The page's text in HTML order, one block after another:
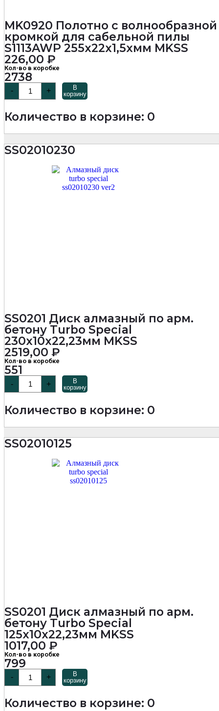
MK0920 Полотно с волнообразной
кромкой для сабельной пилы
S1113AWP 255х22х1,5хмм MKSS
226,00 ₽
Кол-во в коробке
2738
-
товара
MK0920
с
кромкой
сабельной
пилы
S1113AWP
255х22х1,5хмм
+
В
корзину
Количество в корзине: 0
SS02010230
SS0201 Диск алмазный по арм.
бетону Turbo Special
230х10х22,23мм MKSS
2519,00 ₽
Кол-во в коробке
551
-
товара
SS0201
алмазный
арм.
Turbo
Special
230х10х22,23мм
+
В
корзину
Количество в корзине: 0
SS02010125
SS0201 Диск алмазный по арм.
бетону Turbo Special
125х10х22,23мм MKSS
1017,00 ₽
Кол-во в коробке
799
-
товара
SS0201
алмазный
+
В
корзину
Количество в корзине: 0